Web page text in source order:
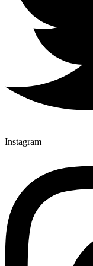
Instagram